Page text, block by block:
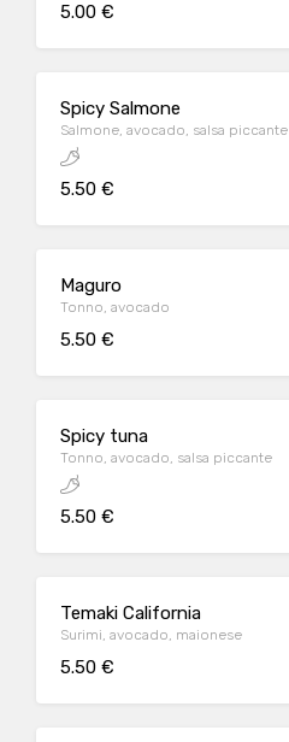
5.00 €
Spicy Salmone
Salmone, avocado, salsa piccante
5.50 €
Maguro
Tonno, avocado
5.50 €
Spicy tuna
Tonno, avocado, salsa piccante
5.50 €
Temaki California
Surimi, avocado, maionese
5.50 €